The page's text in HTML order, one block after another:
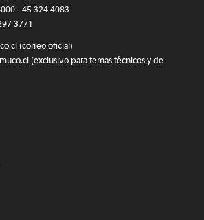
- 45 324 4083
3771
(correo oficial)
(exclusivo para temas técnicos y de